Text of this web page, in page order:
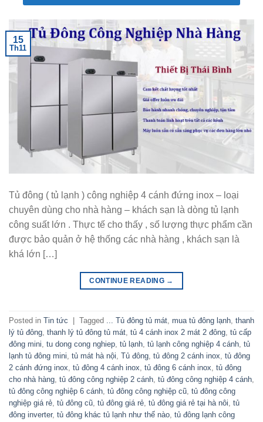
15
Th11
Tủ đông ( tủ lạnh ) công nghiệp 4 cánh đứng inox – loại
chuyên dùng cho nhà hàng – khách sạn là dòng tủ lạnh
công suất lớn . Thực tế cho thấy , số lượng thực phẩm cần
được bảo quản ở hệ thống các nhà hàng , khách sạn là
khá lớn […]
CONTINUE READING →
Posted in Tin tức Tagged ... Tủ đông tủ mát, mua tủ đông lạnh, thanh
lý tủ đông, thanh lý tủ đông tủ mát, tủ 4 cánh inox 2 mát 2 đông, tủ cấp
đông mini, tu dong cong nghiep, tủ lạnh, tủ lạnh công nghiệp 4 cánh, tủ
lạnh tủ đông mini, tủ mát hà nội, Tủ đông, tủ đông 2 cánh inox, tủ đông
2 cánh đứng inox, tủ đông 4 cánh inox, tủ đông 6 cánh inox, tủ đông
cho nhà hàng, tủ đông công nghiệp 2 cánh, tủ đông công nghiệp 4 cánh,
tủ đông công nghiệp 6 cánh, tủ đông công nghiệp cũ, tủ đông công
nghiệp giá rẻ, tủ đông cũ, tủ đông giá rẻ, tủ đông giá rẻ tại hà nôi, tủ
đông inverter, tủ đông khác tủ lạnh như thế nào, tủ đông lạnh công